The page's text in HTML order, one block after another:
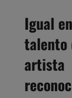
Igual
talento
artista